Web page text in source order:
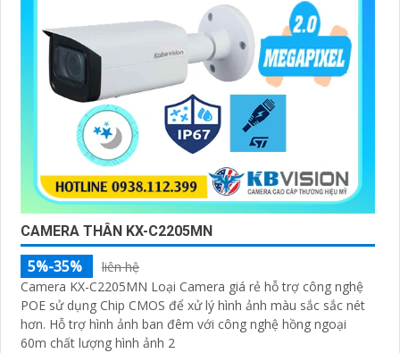
CAMERA THÂN KX-C2205MN
5%-35%
liên hệ
Camera KX-C2205MN Loại Camera giá rẻ hỗ trợ công nghệ
POE sử dụng Chip CMOS để xử lý hình ảnh màu sắc sắc nét
hơn. Hỗ trợ hình ảnh ban đêm với công nghệ hồng ngoại
60m chất lượng hình ảnh 2